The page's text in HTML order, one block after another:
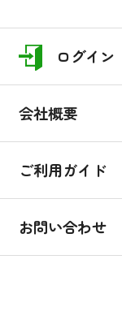
ログイン
会社概要
ご利用ガイド
お問い合わせ